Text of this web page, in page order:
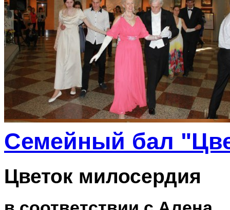
Семейный бал
Цветок милосердия